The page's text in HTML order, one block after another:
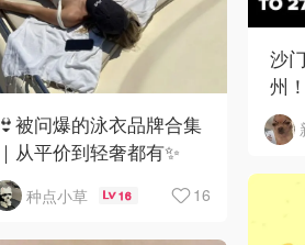
沙
州
下
👙被问爆的泳衣品牌合集
｜从平价到轻奢都有✨
种点小草 16 16